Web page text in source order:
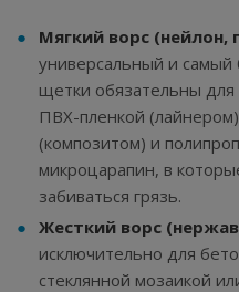
Мягкий ворс (нейлон,
универсальный и
щетки обязательны
ПВХ-пленкой
(композитом) и
микроцарапин, в
забиваться грязь.
Жесткий ворс
исключительно для
стеклянной мозаикой